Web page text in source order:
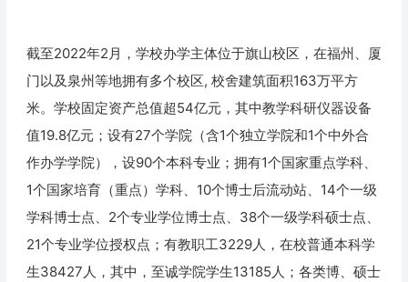
截至2022年2月，学校办学主体位于旗山校区，在福州、厦
门以及泉州等地拥有多个校区, 校舍建筑面积163万平方
米。学校固定资产总值超54亿元，其中教学科研仪器设备
值19.8亿元；设有27个学院（含1个独立学院和1个中外合
作办学学院），设90个本科专业；拥有1个国家重点学科、
1个国家培育（重点）学科、10个博士后流动站、14个一级
学科博士点、2个专业学位博士点、38个一级学科硕士点、
21个专业学位授权点；有教职工3229人，在校普通本科学
生38427人，其中，至诚学院学生13185人；各类博、硕士